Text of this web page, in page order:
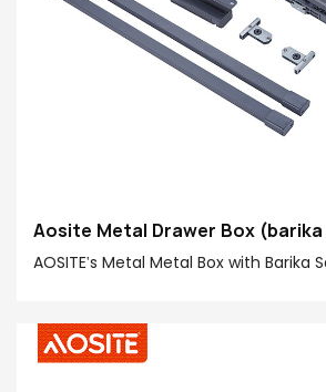
Aosite Metal Drawer Box (barika
AOSITE's Metal Metal Box with Barika
hilanîna xaniyê we ezmûnek
kalîteya hêja û sêwirana fikirîn, ew